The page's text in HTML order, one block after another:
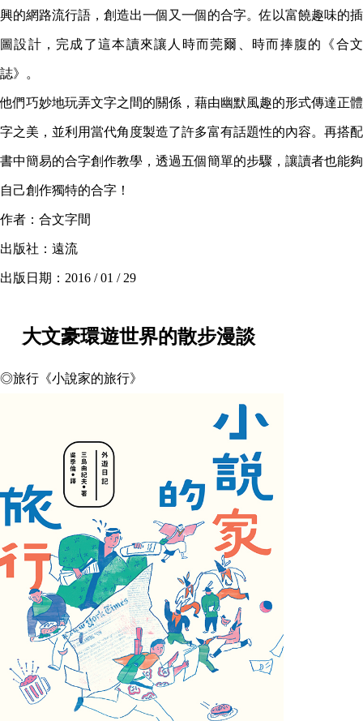
興的網路流行語，創造出一個又一個的合字。佐以富饒趣味的插
圖設計，完成了這本讀來讓人時而莞爾、時而捧腹的《合文
誌》。
他們巧妙地玩弄文字之間的關係，藉由幽默風趣的形式傳達正體
字之美，並利用當代角度製造了許多富有話題性的內容。再搭配
書中簡易的合字創作教學，透過五個簡單的步驟，讓讀者也能夠
自己創作獨特的合字！
作者：合文字間
出版社：遠流
出版日期：2016 / 01 / 29
大文豪環遊世界的散步漫談
◎旅行《小說家的旅行》